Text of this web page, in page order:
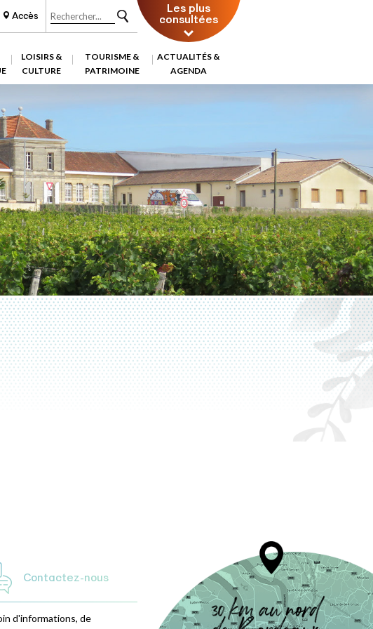
Accès Les plus
consultées
LOISIRS &
CULTURE
TOURISME &
PATRIMOINE
ACTUALITÉS &
AGENDA
Contactez-nous
d'informations, de